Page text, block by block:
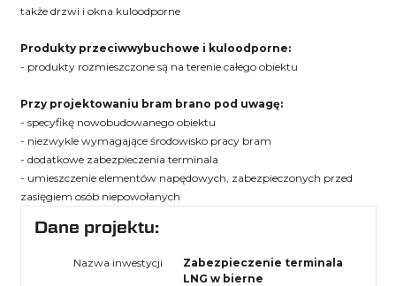
także drzwi i okna kuloodporne
Produkty przeciwwybuchowe i kuloodporne:
- produkty rozmieszczone są na terenie całego obiektu
Przy projektowaniu bram brano pod uwagę:
- specyfikę nowobudowanego obiektu
- niezwykle wymagające środowisko pracy bram
- dodatkowe zabezpieczenia terminala
- umieszczenie elementów napędowych, zabezpieczonych przed
zasięgiem osób niepowołanych
Dane projektu:
Nazwa inwestycji
Zabezpieczenie terminala
LNG w bierne